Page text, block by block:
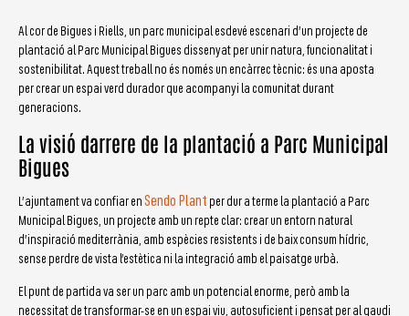
Al cor de Bigues i Riells, un parc municipal esdevé escenari d’un projecte de
plantació al Parc Municipal Bigues dissenyat per unir natura, funcionalitat i
sostenibilitat. Aquest treball no és només un encàrrec tècnic: és una aposta
per crear un espai verd durador que acompanyi la comunitat durant
generacions.
La visió darrere de la plantació a Parc Municipal
Bigues
L’ajuntament va confiar en Sendo Plant per dur a terme la plantació a Parc
Municipal Bigues, un projecte amb un repte clar: crear un entorn natural
d’inspiració mediterrània, amb espècies resistents i de baix consum hídric,
sense perdre de vista l’estètica ni la integració amb el paisatge urbà.
El punt de partida va ser un parc amb un potencial enorme, però amb la
necessitat de transformar-se en un espai viu, autosuficient i pensat per al gaudi